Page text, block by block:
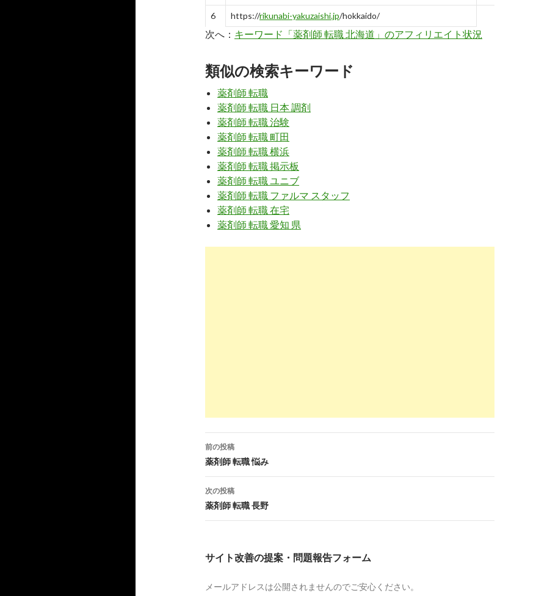
6 https://rikunabi-yakuzaishi.jp/hokkaido/
北海道で募集中の薬剤師求人・転職情報【リクナビ薬剤師】
2019-
7 https://www.38-8931.com/hokkaido/
北海道の薬剤師求人・転職・募集・派遣｜ファルマスタッフ
https://www.yakuzaishi-
kyujin.com/jobs/special/hokkaido_salary.html
北海道薬剤師の給与相場 | 薬剤師求人.com
https://www.guppy.jp
北海道の薬剤師求人 グッピー｜薬剤師の転職・募集
08-16
6 https://jp.indeed.com
病院薬剤師の求人 - 北海道 札幌市 | Indeed.com
2018-
6 https://www.38-8931.com
7 https://www.38-8931.com /job/hokkaido/sapporo.html
札幌市（北海道）の薬剤師求人・転職・募集・派遣｜ファルマ
次へ： キーワード「薬剤師 転職 北海道」のアフィリエイト状況
類似の検索キーワード
薬剤師 転職
薬剤師 転職 日本 調剤
薬剤師 転職 治験
薬剤師 転職 町田
薬剤師 転職 横浜
薬剤師 転職 掲示板
薬剤師 転職 ユニブ
薬剤師 転職 ファルマ スタッフ
薬剤師 転職 在宅
薬剤師 転職 愛知 県
投
稿
ナ
ゲ
前の投稿
薬剤師 転職 悩み
次の投稿
薬剤師 転職 長野
サイト改善の提案・問題報告フォーム
メールアドレスは公開されませんのでご安心ください。